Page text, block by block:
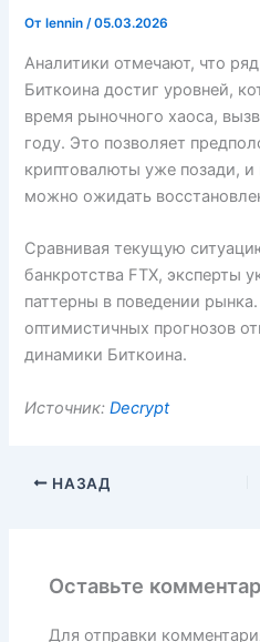
От lennin/05.03.2026
Аналитики отмечают, что
Биткоина достиг уровней,
время рыночного хаоса,
году. Это позволяет
криптовалюты уже позади,
можно ожидать
Сравнивая текущую
банкротства FTX, эксперты
паттерны в поведении
оптимистичных прогнозов
динамики Биткоина.
Источник:Decrypt
НАЗАД
Оставьте
Для отправки